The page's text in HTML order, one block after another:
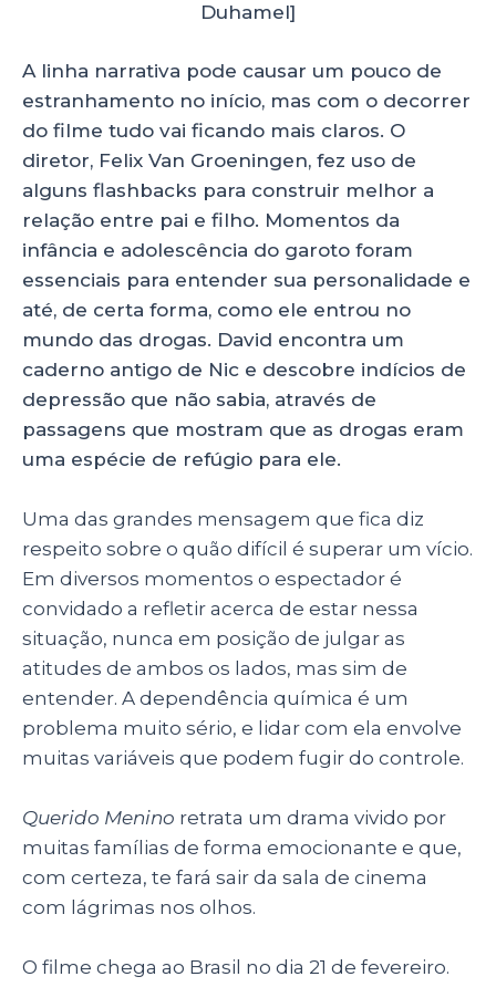
Duhamel]
A linha narrativa pode causar um pouco de
estranhamento no início, mas com o decorrer
do filme tudo vai ficando mais claros. O
diretor, Felix Van Groeningen, fez uso de
alguns flashbacks para construir melhor a
relação entre pai e filho. Momentos da
infância e adolescência do garoto foram
essenciais para entender sua personalidade e
até, de certa forma, como ele entrou no
mundo das drogas. David encontra um
caderno antigo de Nic e descobre indícios de
depressão que não sabia, através de
passagens que mostram que as drogas eram
uma espécie de refúgio para ele.
Uma das grandes mensagem que fica diz
respeito sobre o quão difícil é superar um vício.
Em diversos momentos o espectador é
convidado a refletir acerca de estar nessa
situação, nunca em posição de julgar as
atitudes de ambos os lados, mas sim de
entender. A dependência química é um
problema muito sério, e lidar com ela envolve
muitas variáveis que podem fugir do controle.
Querido Menino retrata um drama vivido por
muitas famílias de forma emocionante e que,
com certeza, te fará sair da sala de cinema
com lágrimas nos olhos.
O filme chega ao Brasil no dia 21 de fevereiro.